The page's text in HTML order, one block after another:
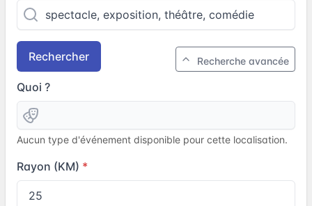
Rechercher Recherche avancée
Quoi ?
Aucun type d'événement disponible pour cette localisation.
Rayon (KM)